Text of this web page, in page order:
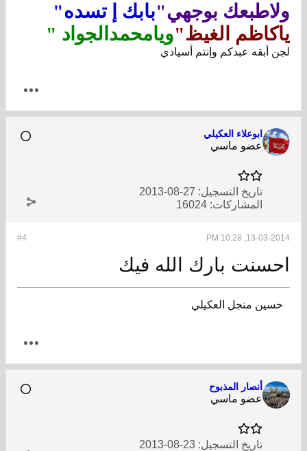
ولاطبعك بوجهي"بابك إ تسده"
ياكاظم الغيظ"ويامحمدالجواد "
لجن أبقه عبدكم وإنتم أسيادي
ابوعلاء العكيلي
عضو ماسي
تاريخ التسجيل: 27-08-2013
المشاركات: 16024
#4 13-03-2014, 10:28 PM
احسنت بارك الله فيك
حسين منجل العكيلي
أنصار المذبوح
عضو ماسي
تاريخ التسجيل: 23-08-2013